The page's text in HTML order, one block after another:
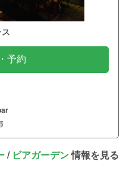
予約
/ ビアガーデン情報を見る